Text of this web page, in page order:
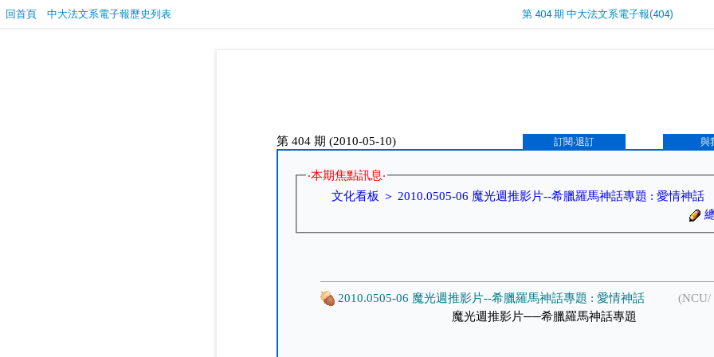
回首頁 中大法文系電子報歷史列表 第 404 期 中大法文系電子報(404)